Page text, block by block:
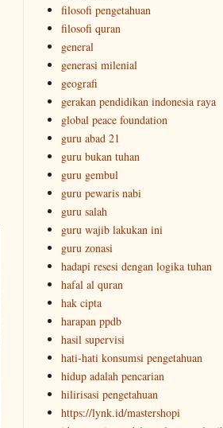
filosofi pengetahuan
filosofi quran
general
generasi milenial
geografi
gerakan pendidikan indonesia raya
global peace foundation
guru abad 21
guru bukan tuhan
guru gembul
guru pewaris nabi
guru salah
guru wajib lakukan ini
guru zonasi
hadapi resesi dengan logika tuhan
hafal al quran
hak cipta
harapan ppdb
hasil supervisi
hati-hati konsumsi pengetahuan
hidup adalah pencarian
hilirisasi pengetahuan
https://lynk.id/mastershopi